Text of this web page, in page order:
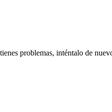
problemas, inténtalo de